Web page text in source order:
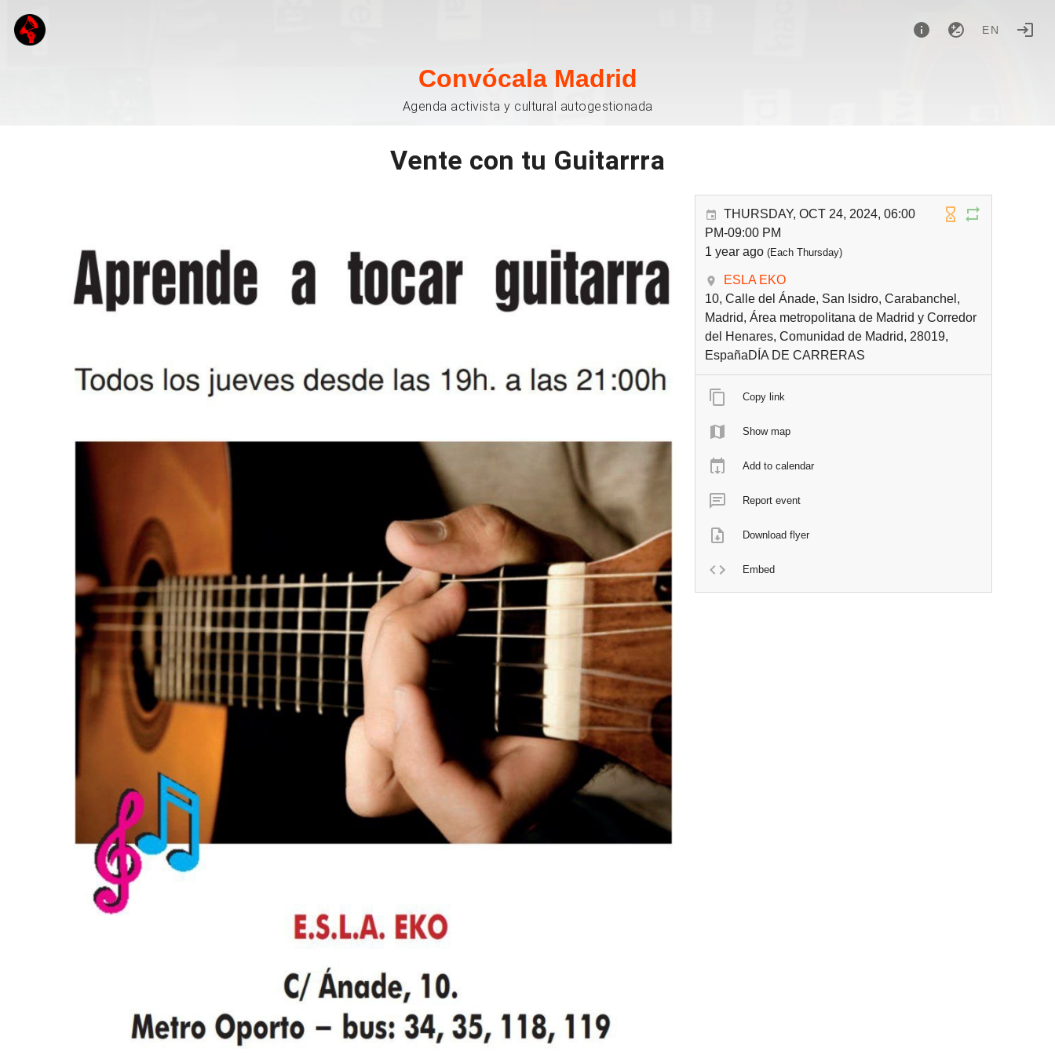
EN
Convócala Madrid
Agenda activista y cultural autogestionada
Vente con tu Guitarrra
THURSDAY, OCT 24, 2024, 06:00
PM-09:00 PM
1 year ago (Each Thursday)
ESLA EKO
10, Calle del Ánade, San Isidro, Carabanchel,
Madrid, Área metropolitana de Madrid y Corredor
del Henares, Comunidad de Madrid, 28019,
EspañaDÍA DE CARRERAS
Copy link
Show map
Add to calendar
Report event
Download flyer
Embed